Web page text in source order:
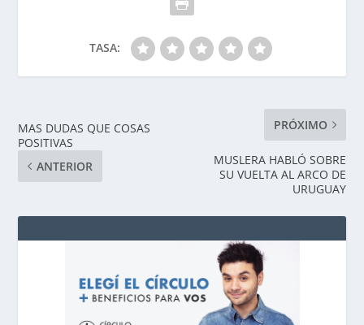
TASA:
MAS DUDAS QUE COSAS
POSITIVAS
ANTERIOR
PRÓXIMO
MUSLERA HABLÓ SOBRE
SU VUELTA AL ARCO DE
URUGUAY